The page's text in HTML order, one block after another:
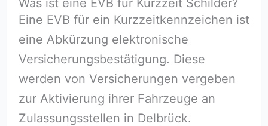
Was ist eine EVB für Kurzzeit Schilder?
Eine EVB für ein Kurzzeitkennzeichen ist
eine Abkürzung elektronische
Versicherungsbestätigung. Diese
werden von Versicherungen vergeben
zur Aktivierung ihrer Fahrzeuge an
Zulassungsstellen in Delbrück.